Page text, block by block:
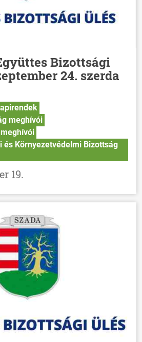
Bizottsági
24. szerda
meghívói
és Környezetvédelmi Bizottság
19.